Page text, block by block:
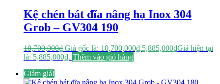
Kệ chén bát đĩa nâng hạ Inox 304
Grob – GV304 190
10,700,000₫ Giá gốc là: 10,700,000₫.5,885,000₫Giá hiện tại
là: 5,885,000₫. Thêm vào giỏ hàng
Giảm giá!